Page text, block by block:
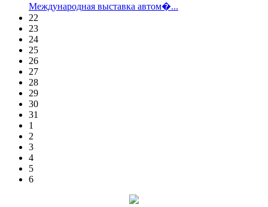
Международная выставка автом�...
22
23
24
25
26
27
28
29
30
31
1
2
3
4
5
6